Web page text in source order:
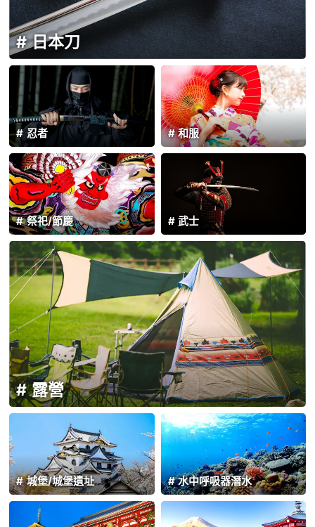
日本刀
忍者 和服
祭祀/節慶 武士
露營
水中呼吸器潛水
城堡/城堡遺址